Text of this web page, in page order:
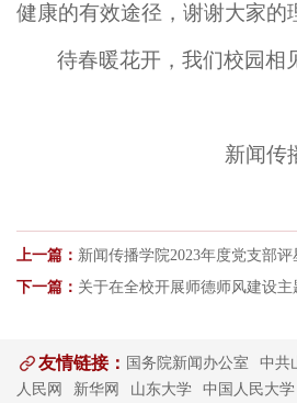
健康的有效途径，谢谢大家的
待春暖花开，我们校园相
新闻传
上一篇： 新闻传播学院2023年度党支部
下一篇： 关于在全校开展师德师风建设
友情链接： 国务院新闻办公室 中共
人民网
新华网 山东大学 中国人民大学